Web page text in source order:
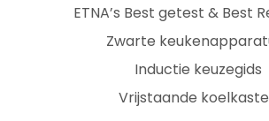
ETNA’s Best getest & Best
Zwarte
Inductie keuzegids
Vrijstaande